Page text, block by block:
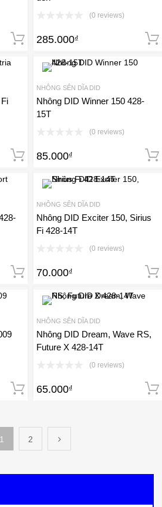
Thêm vào giỏ hàng
(0 reviews)
285.000₫
Thêm vào giỏ hàng
NHÔNG SÊN DĨA DID
Nhông DID Winner 150 428-
15T
(0 reviews)
85.000₫
Thêm vào giỏ hàng
NHÔNG SÊN DĨA DID
Nhông DID Exciter 150, Sirius
Fi 428-14T
(0 reviews)
70.000₫
Thêm vào giỏ hàng
NHÔNG SÊN DĨA DID
Nhông DID Dream, Wave RS,
Future X 428-14T
(0 reviews)
65.000₫
1 2